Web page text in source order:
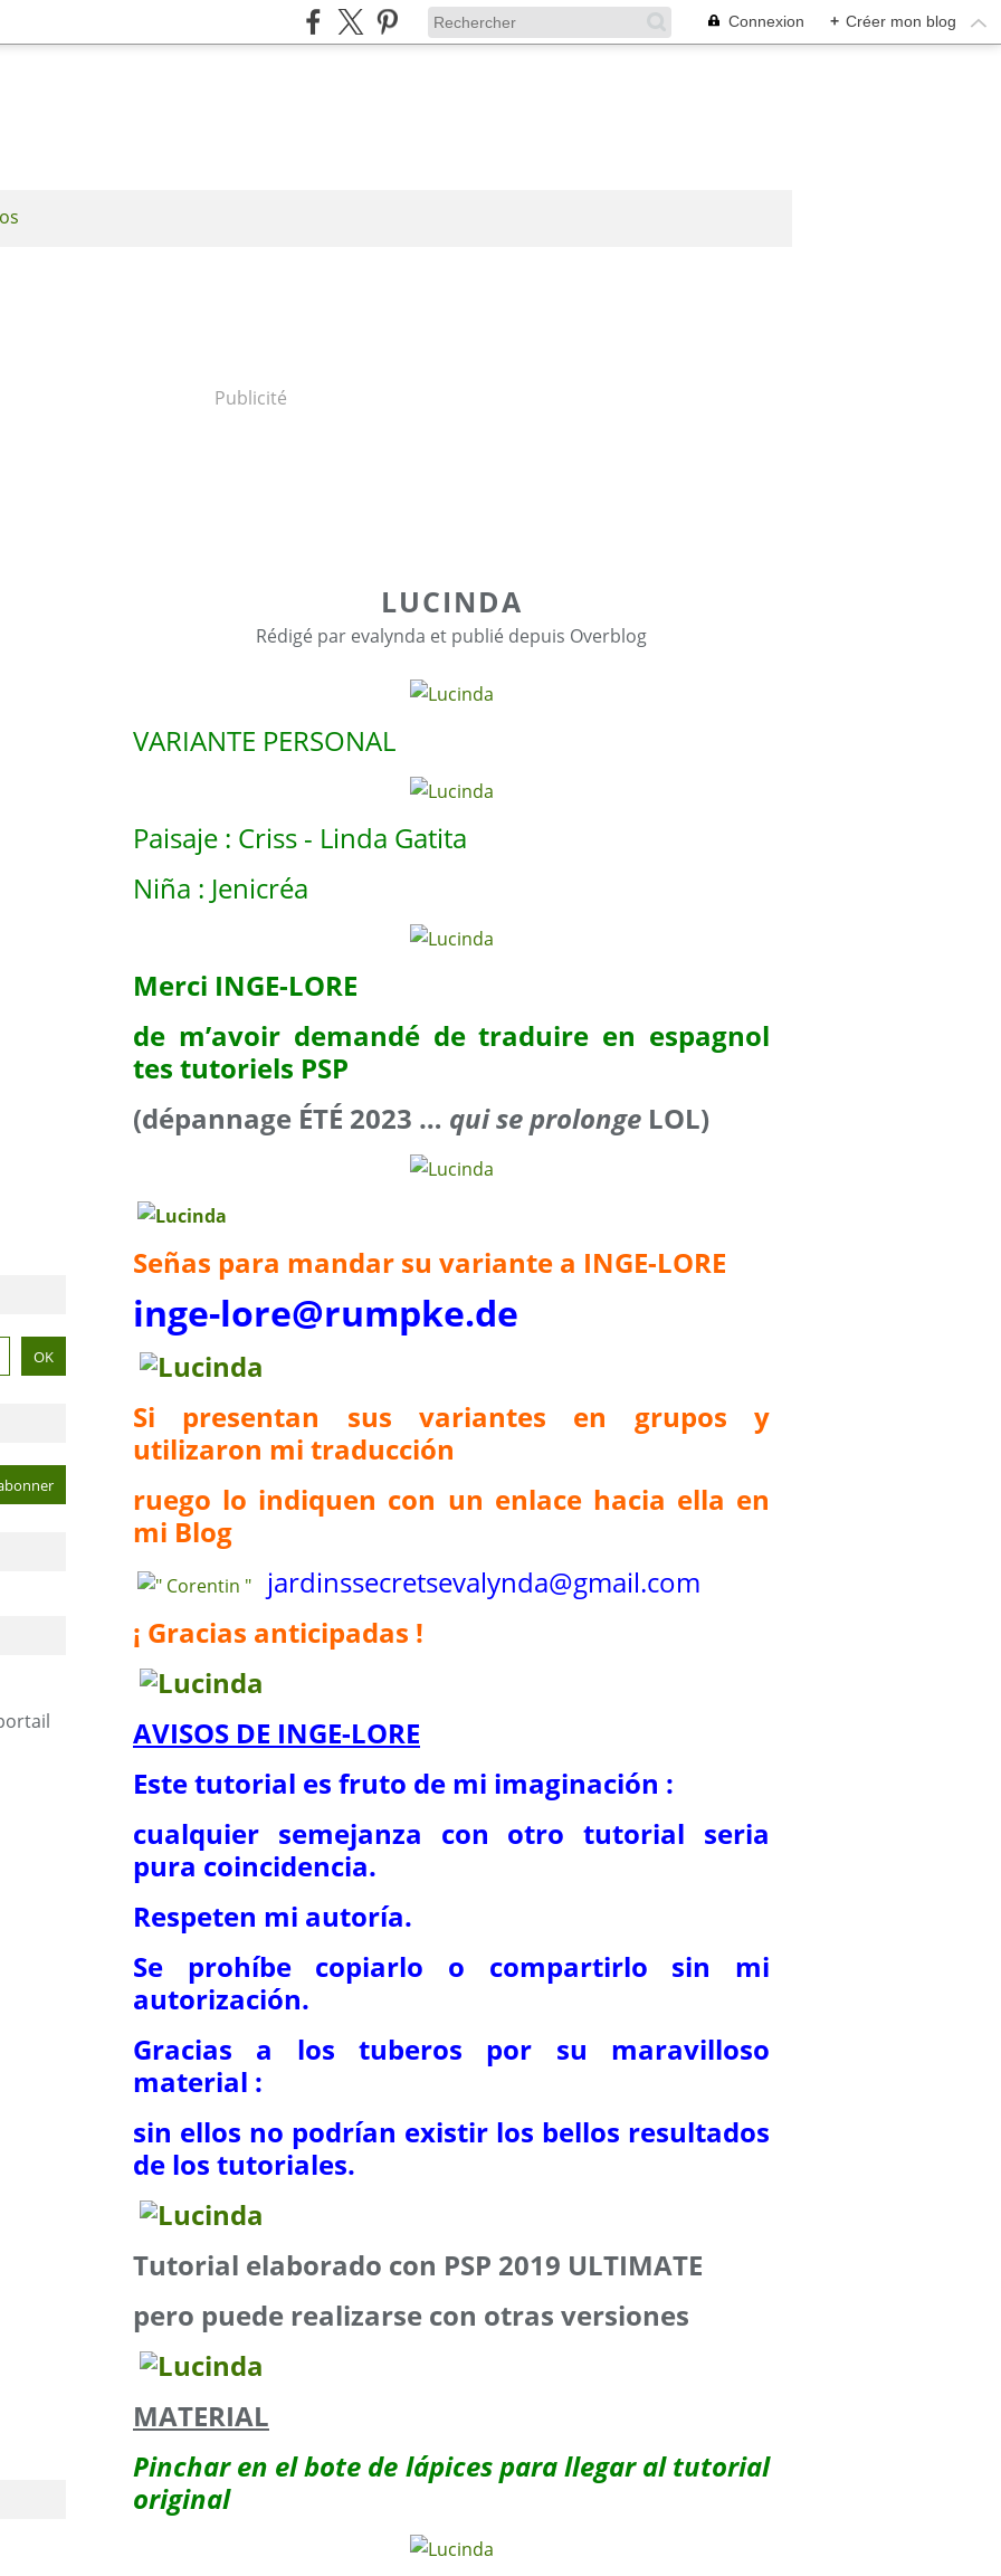
Connexion + Créer mon blog
Publicité
LUCINDA
Rédigé par evalynda et publié depuis Overblog
VARIANTE PERSONAL
Paisaje : Criss - Linda Gatita
Niña : Jenicréa
Merci INGE-LORE
de m’avoir demandé de traduire en espagnol
tes tutoriels PSP
(dépannage ÉTÉ 2023 … qui se prolonge LOL)
Señas para mandar su variante a INGE-LORE
inge-lore@rumpke.de
Si presentan sus variantes en grupos y
utilizaron mi traducción
ruego lo indiquen con un enlace hacia ella en
mi Blog
jardinssecretsevalynda@gmail.com
¡ Gracias anticipadas !
AVISOS DE INGE-LORE
Este tutorial es fruto de mi imaginación :
cualquier semejanza con otro tutorial seria
pura coincidencia.
Respeten mi autoría.
Se prohíbe copiarlo o compartirlo sin mi
autorización.
Gracias a los tuberos por su maravilloso
material :
sin ellos no podrían existir los bellos resultados
de los tutoriales.
Tutorial elaborado con PSP 2019 ULTIMATE
pero puede realizarse con otras versiones
MATERIAL
Pinchar en el bote de lápices para llegar al tutorial
original